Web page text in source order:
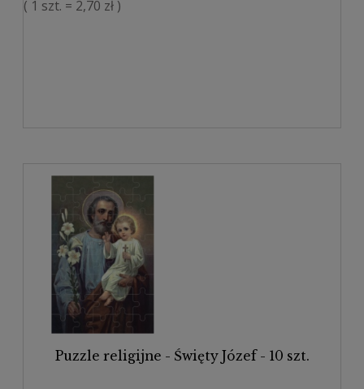
( 1 szt. = 2,70 zł )
Puzzle religijne - Święty Józef - 10 szt.